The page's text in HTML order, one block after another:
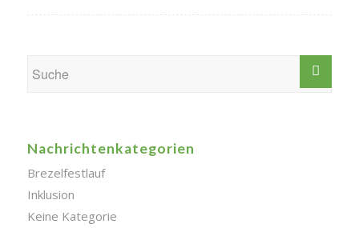
Nachrichtenkategorien
Brezelfestlauf
Inklusion
Keine Kategorie